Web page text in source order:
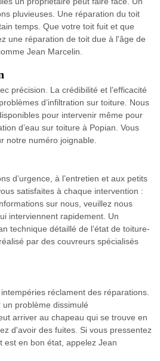
pluvieuses. Une réparation du toit
temps. Que votre toit fuit et que
une réparation de toit due à l'âge de
Jean Marcelin.
précision. La crédibilité et l’efficacité
d’infiltration sur toiture. Nous
pour intervenir même pour
d’eau sur toiture à Popian. Vous
notre numéro joignable.
d’urgence, à l’entretien et aux petits
satisfaites à chaque intervention :
sur nous, veuillez nous
interviennent rapidement. Un
technique détaillé de l’état de toiture-
par des couvreurs spécialisés
réclament des réparations.
problème dissimulé
arriver au chapeau qui se trouve en
d'avoir des fuites. Si vous pressentez
est en bon état, appelez Jean